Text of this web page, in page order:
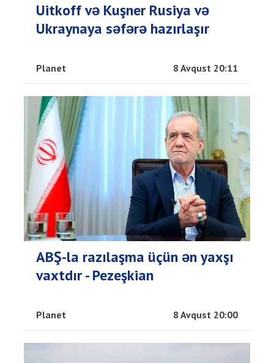
Uitkoff və Kuşner Rusiya və
Ukraynaya səfərə hazırlaşır
Planet 8 Avqust 20:11
ABŞ-la razılaşma üçün ən yaxşı
vaxtdır - Pezeşkian
Planet 8 Avqust 20:00